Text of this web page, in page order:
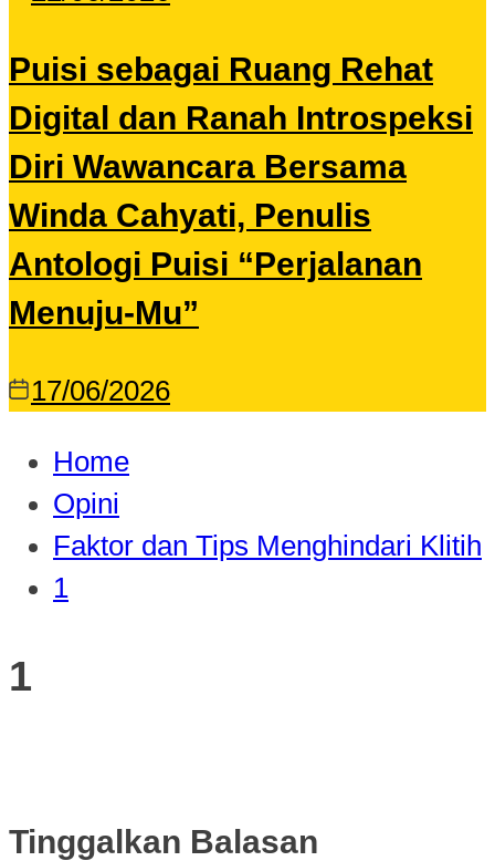
Puisi sebagai Ruang Rehat
Digital dan Ranah Introspeksi
Diri Wawancara Bersama
Winda Cahyati, Penulis
Antologi Puisi “Perjalanan
Menuju-Mu”
17/06/2026
Home
Opini
Faktor dan Tips Menghindari Klitih
1
1
Tinggalkan Balasan